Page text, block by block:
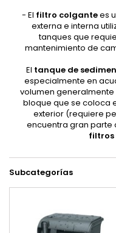
- El filtro colgantees
externa e interna
tanques que
mantenimiento de
El tanque de
especialmente en
volumen generalmente
bloque que se coloca
exterior (requiere
encuentra gran parte
filtros
Subcategorías